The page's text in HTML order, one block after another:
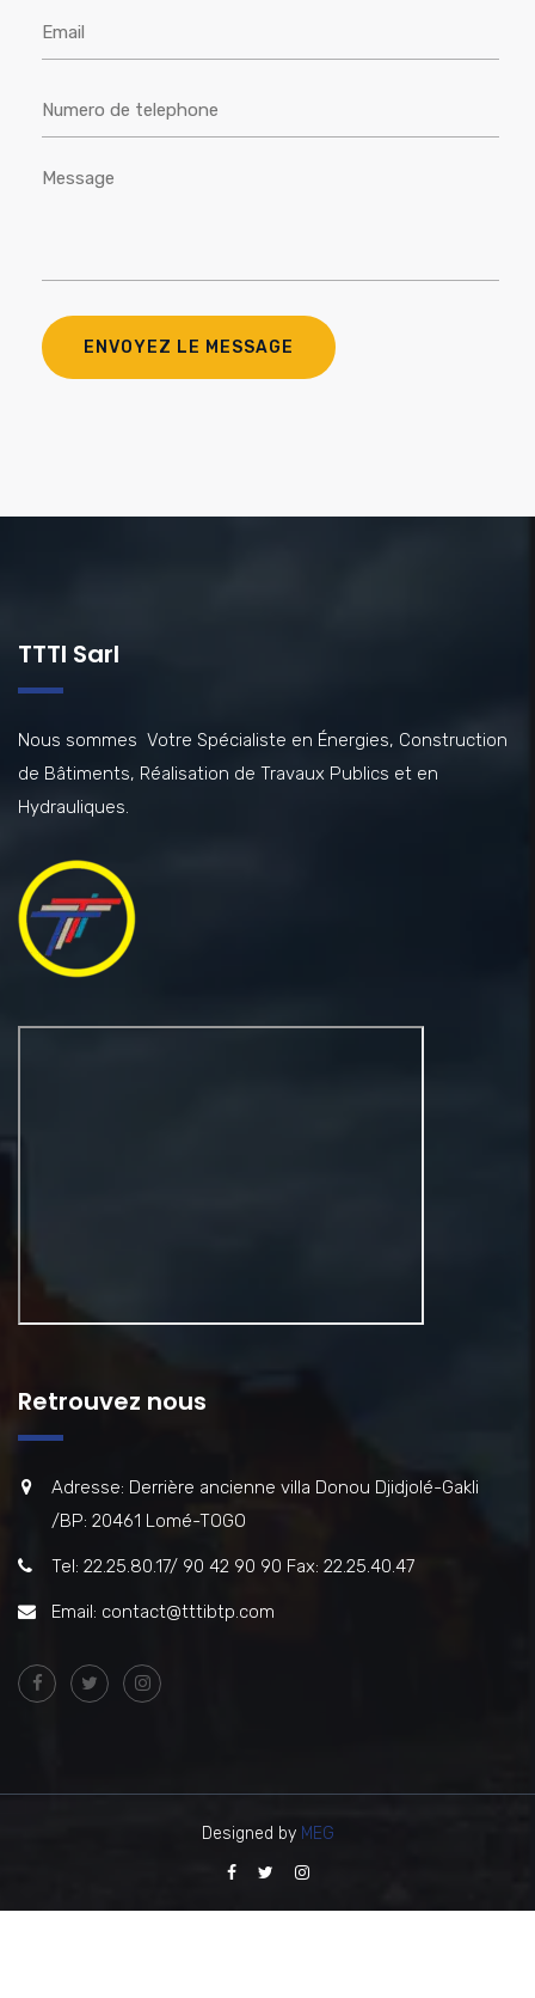
TTTI Sarl
Nous sommes Votre Spécialiste en Énergies, Construction
de Bâtiments, Réalisation de Travaux Publics et en
Hydrauliques.
Retrouvez nous
Adresse: Derrière ancienne villa Donou Djidjolé-Gakli
/BP: 20461 Lomé-TOGO
Tel: 22.25.80.17/ 90 42 90 90 Fax: 22.25.40.47
Email: contact@tttibtp.com
Designed by MEG